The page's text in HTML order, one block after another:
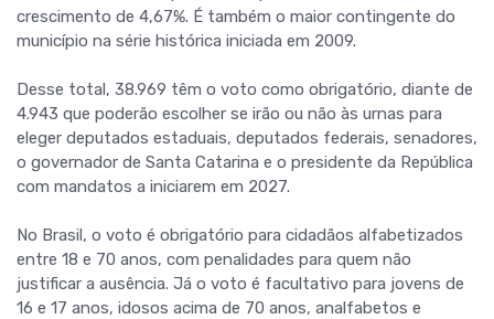
crescimento de 4,67%. É também o maior contingente do
município na série histórica iniciada em 2009.
Desse total, 38.969 têm o voto como obrigatório, diante de
4.943 que poderão escolher se irão ou não às urnas para
eleger deputados estaduais, deputados federais, senadores,
o governador de Santa Catarina e o presidente da República
com mandatos a iniciarem em 2027.
No Brasil, o voto é obrigatório para cidadãos alfabetizados
entre 18 e 70 anos, com penalidades para quem não
justificar a ausência. Já o voto é facultativo para jovens de
16 e 17 anos, idosos acima de 70 anos, analfabetos e